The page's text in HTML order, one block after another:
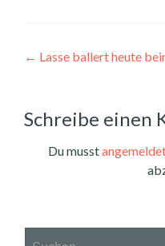
← Lasse ballert heute
Schreibe einen
Du musst